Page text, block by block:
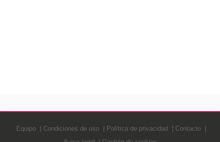
Equipo Condiciones de uso Política de privacidad
Contacto